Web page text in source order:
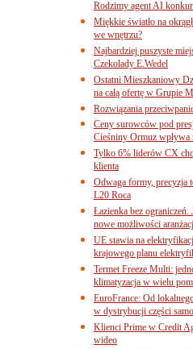
Rodzimy agent AI
Miękkie światło na
we wnętrzu?
Najbardziej puszyste
Czekolady E.Wedel
Ostatni Mieszkaniowy
na całą ofertę w Grupie
Rozwiązania
Ceny surowców pod
Cieśniny Ormuz wpływa
Tylko 6% liderów CX
klienta
Odwaga formy, precyzja
L20 Roca
Łazienka bez
nowe możliwości
UE stawia na
krajowego planu
Termet Freeze Multi:
klimatyzacja w wielu
EuroFrance: Od
w dystrybucji części
Klienci Prime w Credit
wideo